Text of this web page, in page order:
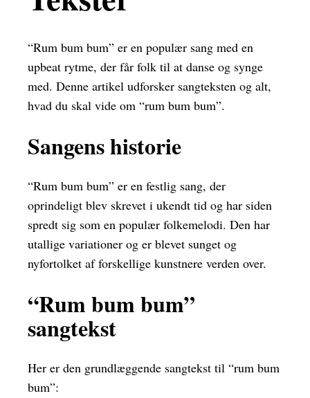
“Rum bum bum” er en populær sang med en
upbeat rytme, der får folk til at danse og synge
med. Denne artikel udforsker sangteksten og alt,
hvad du skal vide om “rum bum bum”.
Sangens historie
“Rum bum bum” er en festlig sang, der
oprindeligt blev skrevet i ukendt tid og har siden
spredt sig som en populær folkemelodi. Den har
utallige variationer og er blevet sunget og
nyfortolket af forskellige kunstnere verden over.
“Rum bum bum”
sangtekst
Her er den grundlæggende sangtekst til “rum bum
bum”: